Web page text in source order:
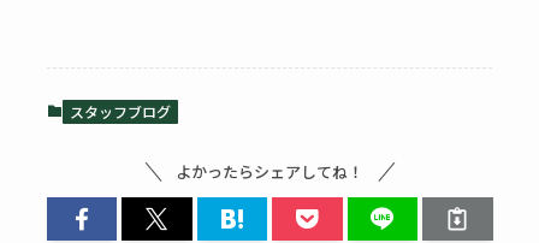
スタッフブログ
よかったらシェアしてね！